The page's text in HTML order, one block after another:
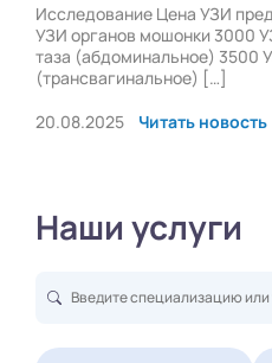
Исследование Цена УЗИ
УЗИ органов мошонки 3000
таза (абдоминальное) 3500
(трансвагинальное) […]
20.08.2025
Читать новость
Наши услуги